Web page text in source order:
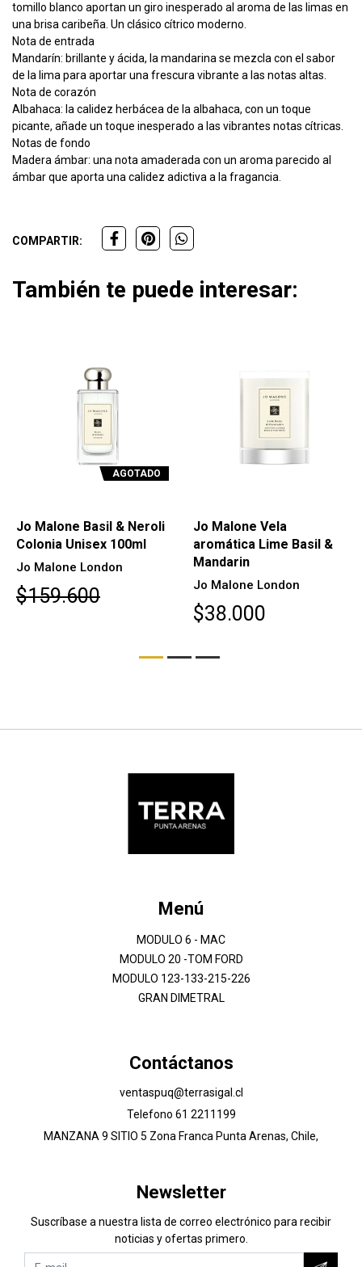
tomillo blanco aportan un giro inesperado al aroma de las limas en
una brisa caribeña. Un clásico cítrico moderno.
Nota de entrada
Mandarín: brillante y ácida, la mandarina se mezcla con el sabor
de la lima para aportar una frescura vibrante a las notas altas.
Nota de corazón
Albahaca: la calidez herbácea de la albahaca, con un toque
picante, añade un toque inesperado a las vibrantes notas cítricas.
Notas de fondo
Madera ámbar: una nota amaderada con un aroma parecido al
ámbar que aporta una calidez adictiva a la fragancia.
COMPARTIR:
También te puede interesar:
AGOTADO
Jo Malone Basil & Neroli
Colonia Unisex 100ml
Jo Malone London
$159.600
Jo Malone Vela
aromática Lime Basil &
Mandarin
Jo Malone London
$38.000
Menú
MODULO 6 - MAC
MODULO 20 -TOM FORD
MODULO 123-133-215-226
GRAN DIMETRAL
Contáctanos
ventaspuq@terrasigal.cl
Telefono 61 2211199
MANZANA 9 SITIO 5 Zona Franca Punta Arenas, Chile,
Newsletter
Suscríbase a nuestra lista de correo electrónico para recibir
noticias y ofertas primero.